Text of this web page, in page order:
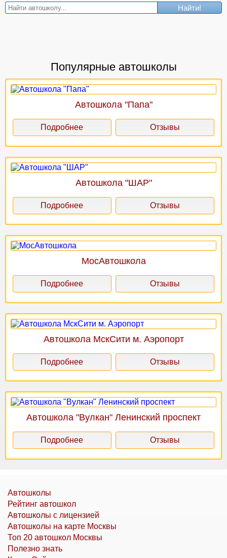
Найти!
Популярные автошколы
Автошкола "Папа"
Подробнее Отзывы
Автошкола "ШАР"
Подробнее Отзывы
МосАвтошкола
Подробнее Отзывы
Автошкола МскСити м. Аэропорт
Подробнее Отзывы
Автошкола "Вулкан" Ленинский проспект
Подробнее Отзывы
Автошколы
Рейтинг автошкол
Автошколы с лицензией
Автошколы на карте Москвы
Топ 20 автошкол Москвы
Полезно знать